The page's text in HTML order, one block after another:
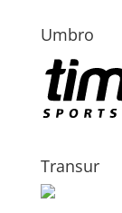
Umbro
Transur